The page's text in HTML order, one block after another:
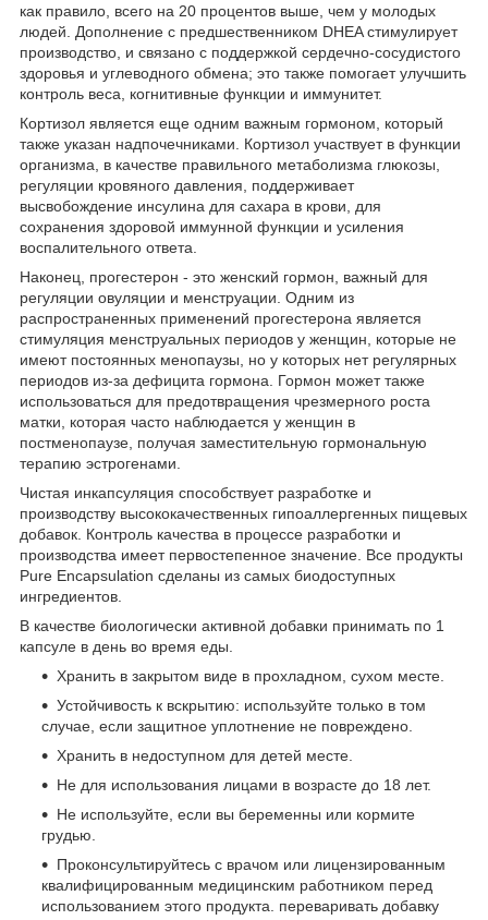
как правило, всего на 20 процентов выше, чем у молодых
людей. Дополнение с предшественником DHEA стимулирует
производство, и связано с поддержкой сердечно-сосудистого
здоровья и углеводного обмена; это также помогает улучшить
контроль веса, когнитивные функции и иммунитет.
Кортизол является еще одним важным гормоном, который
также указан надпочечниками. Кортизол участвует в функции
организма, в качестве правильного метаболизма глюкозы,
регуляции кровяного давления, поддерживает
высвобождение инсулина для сахара в крови, для
сохранения здоровой иммунной функции и усиления
воспалительного ответа.
Наконец, прогестерон - это женский гормон, важный для
регуляции овуляции и менструации. Одним из
распространенных применений прогестерона является
стимуляция менструальных периодов у женщин, которые не
имеют постоянных менопаузы, но у которых нет регулярных
периодов из-за дефицита гормона. Гормон может также
использоваться для предотвращения чрезмерного роста
матки, которая часто наблюдается у женщин в
постменопаузе, получая заместительную гормональную
терапию эстрогенами.
Чистая инкапсуляция способствует разработке и
производству высококачественных гипоаллергенных пищевых
добавок. Контроль качества в процессе разработки и
производства имеет первостепенное значение. Все продукты
Pure Encapsulation сделаны из самых биодоступных
ингредиентов.
В качестве биологически активной добавки принимать по 1
капсуле в день во время еды.
Хранить в закрытом виде в прохладном, сухом месте.
Устойчивость к вскрытию: используйте только в том
случае, если защитное уплотнение не повреждено.
Хранить в недоступном для детей месте.
Не для использования лицами в возрасте до 18 лет.
Не используйте, если вы беременны или кормите
грудью.
Проконсультируйтесь с врачом или лицензированным
квалифицированным медицинским работником перед
использованием этого продукта. переваривать добавку